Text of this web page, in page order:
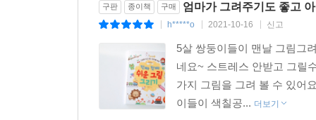
구판 종이책 구매 엄마가 그려주기도 좋고
h*****o 2021-10-16 신고
5살 쌍둥이들이 맨날 그림그
네요~ 스트레스 안받고 그릴
가지 그림을 그려 볼 수 있어
이들이 색칠공... 더보기